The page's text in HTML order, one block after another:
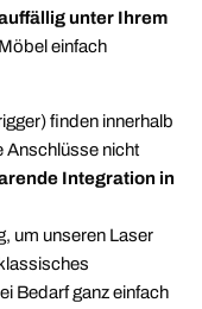
unter Ihrem
einfach
finden innerhalb
Anschlüsse nicht
Integration in
um unseren Laser
Bedarf ganz einfach